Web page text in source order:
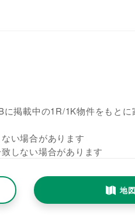
掲載中の1R/1K物件をもとに
い場合があります
しない場合があります
地